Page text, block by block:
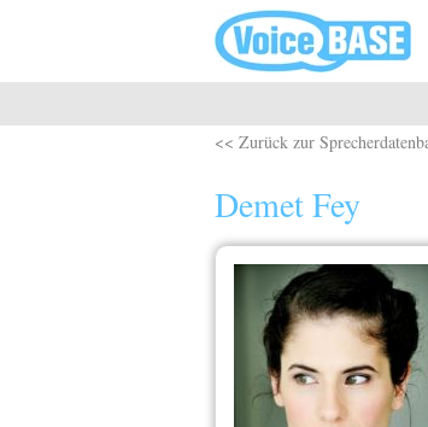
<< Zurück zur
Demet Fey